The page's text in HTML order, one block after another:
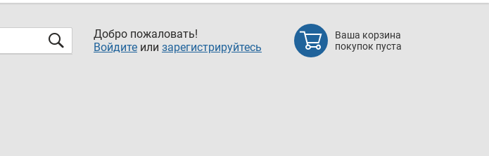
Добро пожаловать!
Войдите или зарегистрируйтесь
Ваша корзина
покупок пуста